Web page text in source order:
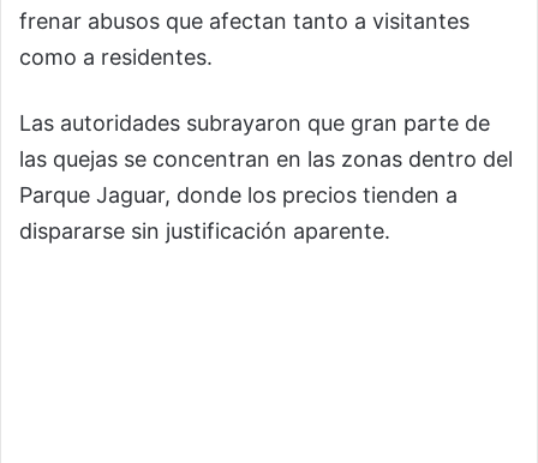
frenar abusos que afectan tanto a visitantes
como a residentes.
Las autoridades subrayaron que gran parte de
las quejas se concentran en las zonas dentro del
Parque Jaguar, donde los precios tienden a
dispararse sin justificación aparente.